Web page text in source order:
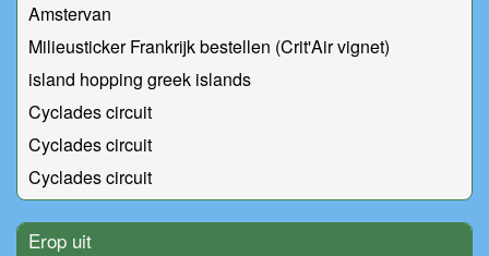
Amstervan
Milieusticker Frankrijk bestellen (Crit'Air vignet)
island hopping greek islands
Cyclades circuit
Cyclades circuit
Cyclades circuit
Erop uit